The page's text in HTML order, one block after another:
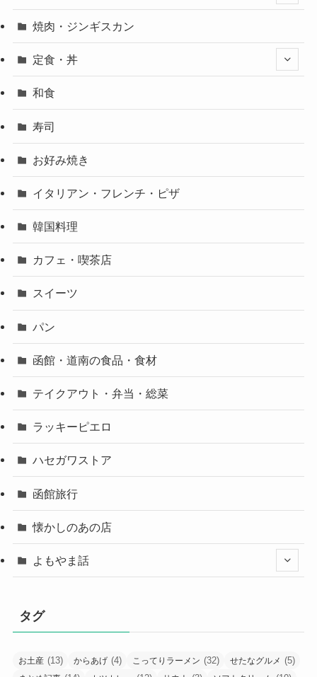
焼肉・ジンギスカン
定食・丼
和食
寿司
お好み焼き
イタリアン・フレンチ・ピザ
韓国料理
カフェ・喫茶店
スイーツ
パン
函館・道南の食品・食材
テイクアウト・弁当・総菜
ラッキーピエロ
ハセガワストア
函館旅行
懐かしのあの店
よもやま話
タグ
お土産 (13) からあげ (4) こってりラーメン (32) せたなグルメ (5)